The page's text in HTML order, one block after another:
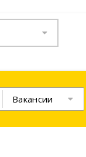
Вакансии